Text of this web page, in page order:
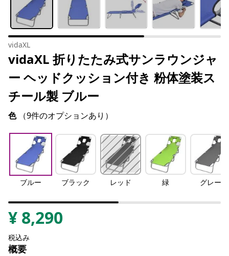
vidaXL
vidaXL 折りたたみ式サンラウンジャ
ー ヘッドクッション付き 粉体塗装ス
チール製 ブルー
色 （9件のオプションあり）
ブルー ブラック レッド 緑 グレー
¥ 8,290
税込み
概要